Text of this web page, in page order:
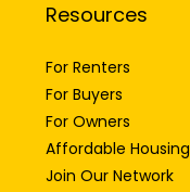
Resources
For Renters
For Buyers
For Owners
Affordable Housing
Join Our Network